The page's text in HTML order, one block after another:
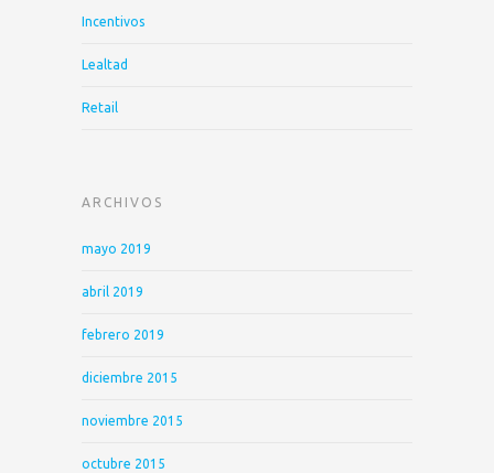
Incentivos
Lealtad
Retail
ARCHIVOS
mayo 2019
abril 2019
febrero 2019
diciembre 2015
noviembre 2015
octubre 2015